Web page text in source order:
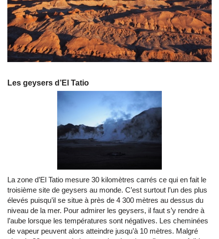
Les geysers d’El Tatio
La zone d’El Tatio mesure 30 kilomètres carrés ce qui en fait le
troisième site de geysers au monde. C’est surtout l’un des plus
élevés puisqu’il se situe à près de 4 300 mètres au dessus du
niveau de la mer. Pour admirer les geysers, il faut s’y rendre à
l’aube lorsque les températures sont négatives. Les cheminées
de vapeur peuvent alors atteindre jusqu’à 10 mètres. Malgré